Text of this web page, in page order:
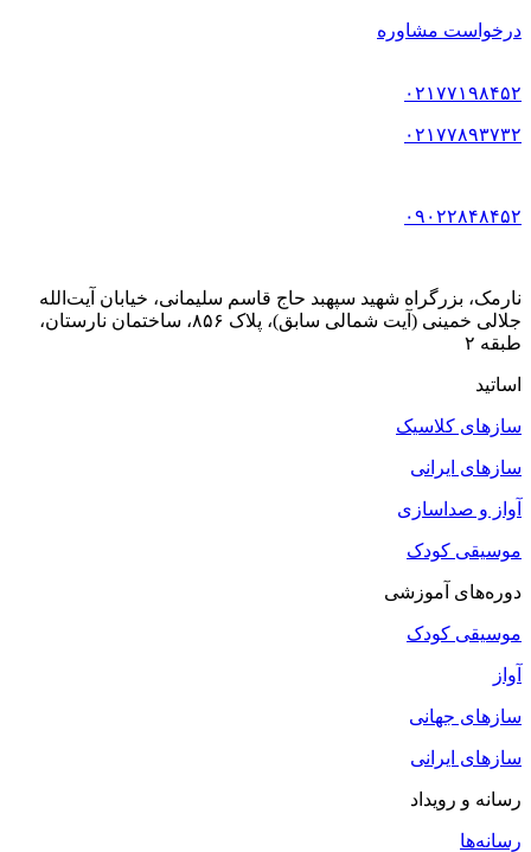
درخواست مشاوره
۰۲۱۷۷۱۹۸۴۵۲
۰۲۱۷۷۸۹۳۷۳۲
۰۹۰۲۲۸۴۸۴۵۲
نارمک، بزرگراه شهید سپهبد حاج قاسم سلیمانی، خیابان آیت‌الله
جلالی خمینی (آیت شمالی سابق)، پلاک ۸۵۶، ساختمان نارستان،
طبقه ۲
اساتید
سازهای کلاسیک
سازهای ایرانی
آواز و صداسازی
موسیقی کودک
دوره‌های آموزشی
موسیقی کودک
آواز
سازهای جهانی
سازهای ایرانی
رسانه و رویداد
رسانه‌ها